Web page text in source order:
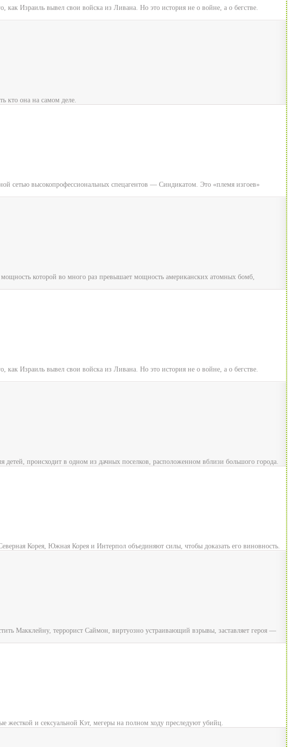
как Израиль вывел свои войска из Ливана. Но это история не о войне, а о бегстве.
кто она на самом деле.
сетью высокопрофессиональных спецагентов — Синдикатом. Это «племя изгоев»
которой во много раз превышает мощность американских атомных бомб,
как Израиль вывел свои войска из Ливана. Но это история не о войне, а о бегстве.
происходит в одном из дачных поселков, расположенном вблизи большого города.
Корея, Южная Корея и Интерпол объединяют силы, чтобы доказать его виновность.
Макклейну, террорист Саймон, виртуозно устраивающий взрывы, заставляет героя —
жесткой и сексуальной Кэт, мегеры на полном ходу преследуют убийц.